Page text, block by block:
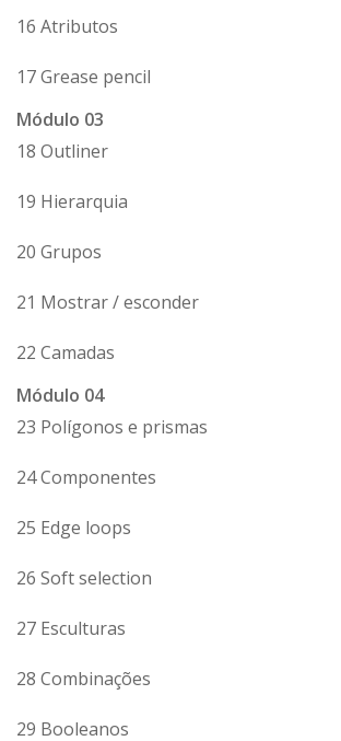
16 Atributos
17 Grease pencil
Módulo 03
18 Outliner
19 Hierarquia
20 Grupos
21 Mostrar / esconder
22 Camadas
Módulo 04
23 Polígonos e prismas
24 Componentes
25 Edge loops
26 Soft selection
27 Esculturas
28 Combinações
29 Booleanos